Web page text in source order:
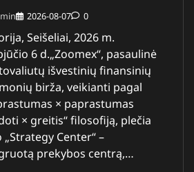
2026-08-07 0
Seišeliai, 2026 m.
6 d.„Zoomex“, pasaulinė
išvestinių finansinių
birža, veikianti pagal
× paprastumas
× greitis“ filosofiją, plečia
„Strategy Center“ –
prekybos centrą,…